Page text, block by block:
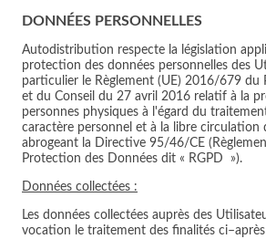
DONNÉES PERSONNELLES
Autodistribution respecte la législation
protection des données personnelles des
particulier le Règlement (UE) 2016/679 du
et du Conseil du 27 avril 2016 relatif à la
personnes physiques à l'égard du
caractère personnel et à la libre circulation
abrogeant la Directive 95/46/CE
Protection des Données dit « RGPD »).
Données collectées :
Les données collectées auprès des
vocation le traitement des finalités ci–après